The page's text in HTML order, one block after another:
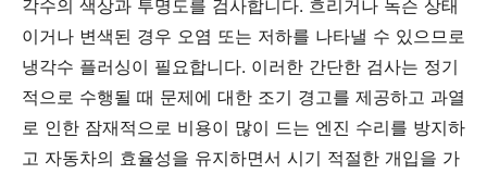
각수의 색상과 투명도를 검사합니다. 흐리거나 녹슨 상태
이거나 변색된 경우 오염 또는 저하를 나타낼 수 있으므로
냉각수 플러싱이 필요합니다. 이러한 간단한 검사는 정기
적으로 수행될 때 문제에 대한 조기 경고를 제공하고 과열
로 인한 잠재적으로 비용이 많이 드는 엔진 수리를 방지하
고 자동차의 효율성을 유지하면서 시기 적절한 개입을 가